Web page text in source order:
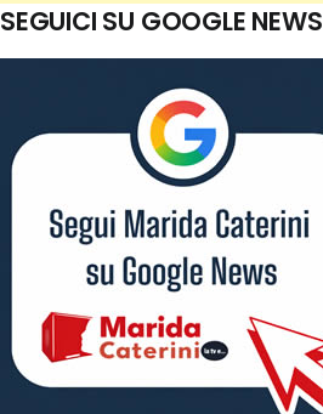
SEGUICI SU GOOGLE NEWS